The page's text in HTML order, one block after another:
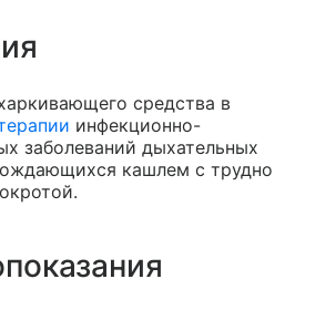
средства в
инфекционно-
заболеваний дыхательных
кашлем с трудно